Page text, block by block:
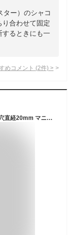
ター）のシャコ
合わせて固定
するときにも一
めコメント (2件) >
FTtool テーブル用 クランプ アルミ製 三段階 対応穴直経20mm マニュアル DIY工具 木材締め 固定 木工用 ブラック HRGJ64